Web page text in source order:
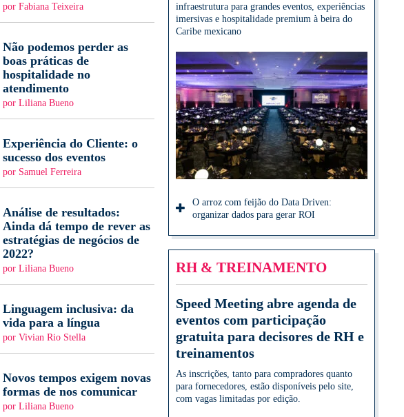
por Fabiana Teixeira
Não podemos perder as
boas práticas de
hospitalidade no
atendimento
por Liliana Bueno
Experiência do Cliente: o
sucesso dos eventos
por Samuel Ferreira
Análise de resultados:
Ainda dá tempo de rever as
estratégias de negócios de
2022?
por Liliana Bueno
Linguagem inclusiva: da
vida para a língua
por Vivian Rio Stella
Novos tempos exigem novas
formas de nos comunicar
por Liliana Bueno
infraestrutura para grandes eventos, experiências
imersivas e hospitalidade premium à beira do
Caribe mexicano
O arroz com feijão do Data Driven:
organizar dados para gerar ROI
RH & TREINAMENTO
Speed Meeting abre agenda de
eventos com participação
gratuita para decisores de RH e
treinamentos
As inscrições, tanto para compradores quanto
para fornecedores, estão disponíveis pelo site,
com vagas limitadas por edição.